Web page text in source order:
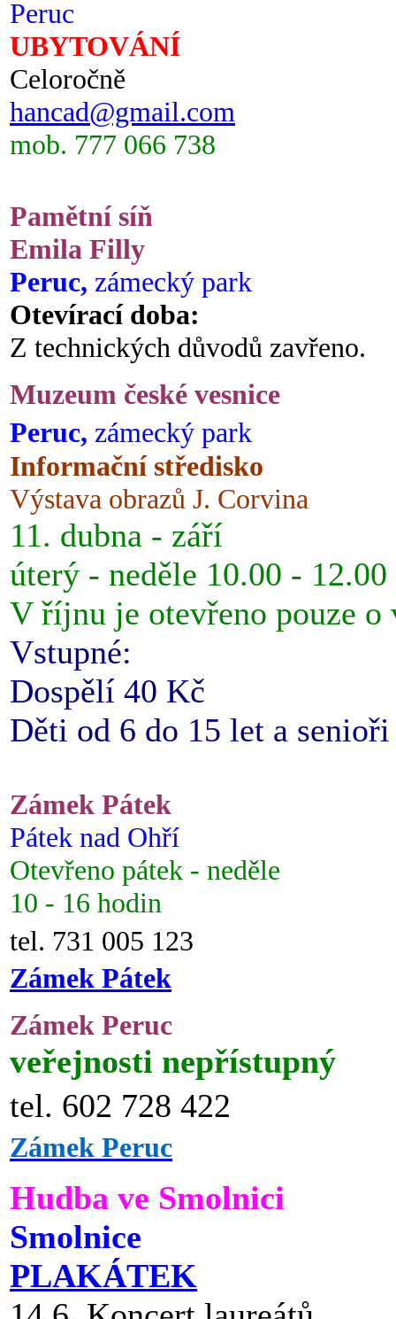
Peruc
UBYTOVÁNÍ
Celoročně
hancad@gmail.com
mob. 777 066 738
Pamětní síň
Emila Filly
Peruc, zámecký park
Otevírací doba:
Z technických důvodů zavřeno.
Muzeum české vesnice
Peruc, zámecký park
Informační středisko
Výstava obrazů J. Corvina
11. dubna - září
úterý - neděle 10.00 -
V říjnu je otevřeno pouze o
Vstupné:
Dospělí 40 Kč
Děti od 6 do 15 let a
Zámek Pátek
Pátek nad Ohří
Otevřeno pátek - neděle
10 - 16 hodin
tel. 731 005 123
Zámek Pátek
Zámek Peruc
veřejnosti nepřístupný
tel. 602 728 422
Zámek Peruc
Hudba ve Smolnici
Smolnice
PLAKÁTEK